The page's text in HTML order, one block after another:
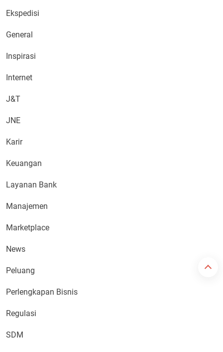
Ekspedisi
General
Inspirasi
Internet
J&T
JNE
Karir
Keuangan
Layanan Bank
Manajemen
Marketplace
News
Peluang
Perlengkapan Bisnis
Regulasi
SDM